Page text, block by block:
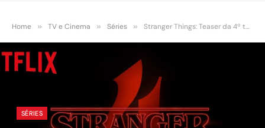
Home » TV e Cinema » Séries » Stranger Things: Teaser da 4º temporada é anunciado
SÉRIES